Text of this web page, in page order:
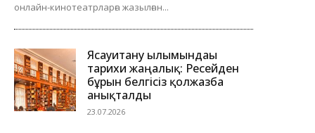
онлайн-кинотеатрларға жазылған...
Ясауитану ғылымындағы
тарихи жаңалық: Ресейден
бұрын белгісіз қолжазба
анықталды
23.07.2026